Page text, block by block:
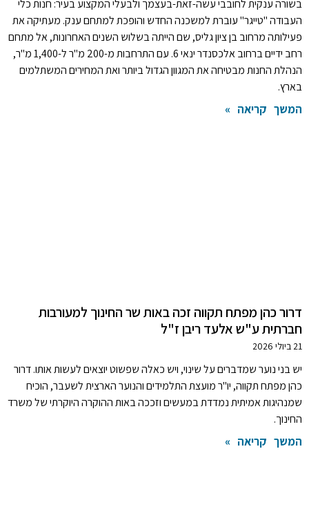
בשורה ענקית לחובבי עשה-זאת-בעצמך ולבעלי המקצוע בעיר: חנות כלי
העבודה "טייגר" עוברת למשכנה החדש והופכת למתחם ענק. מעתיקה את
פעילותה מרחוב בן ציון גליס, שם הייתה בשלוש השנים האחרונות, אל מתחם
רחב ידיים ברחוב אלכסנדר ינאי 6. עם התרחבות מ-200 מ"ר ל-1,400 מ"ר,
הנהלת החנות מבטיחה את המגוון הגדול ביותר ואת המחירים המשתלמים
בארץ.
המשך קריאה »
דרור כהן מפתח תקווה זכה באות שר החינוך למעורבות
חברתית ע"ש אלעד ריבן ז"ל
21 ביולי 2026
יש בני נוער שמדברים על שינוי, ויש כאלה שפשוט יוצאים לעשות אותו. דרור
כהן מפתח תקווה, יו"ר מועצת התלמידים והנוער הארצית לשעבר, הוכיח
שמנהיגות אמיתית נמדדת במעשים וזככה באות ההוקרה היוקרתי של משרד
החינוך.
המשך קריאה »